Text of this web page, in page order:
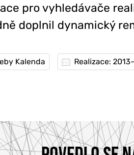
pro vyhledávače
doplnil dynamický
Kalenda Realizace: